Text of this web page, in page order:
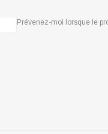
Prévenez-moi lorsque le